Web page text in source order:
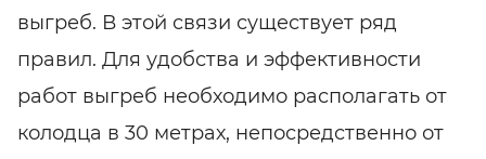
выгреб. В этой связи существует ряд
правил. Для удобства и эффективности
работ выгреб необходимо располагать от
колодца в 30 метрах, непосредственно от